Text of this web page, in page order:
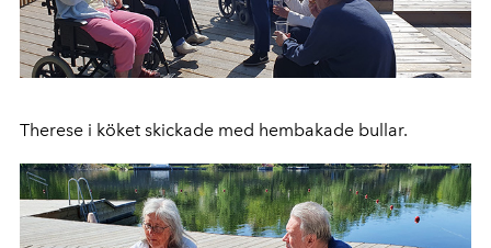
Therese i köket skickade med hembakade bullar.